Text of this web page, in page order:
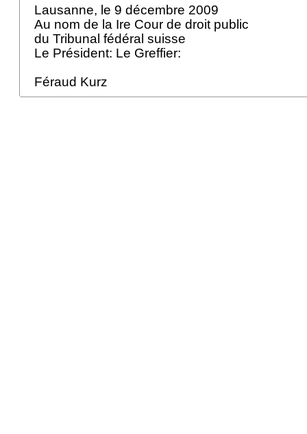
Lausanne, le 9 décembre 2009
Au nom de la Ire Cour de droit public
du Tribunal fédéral suisse
Le Président: Le Greffier:
Féraud Kurz